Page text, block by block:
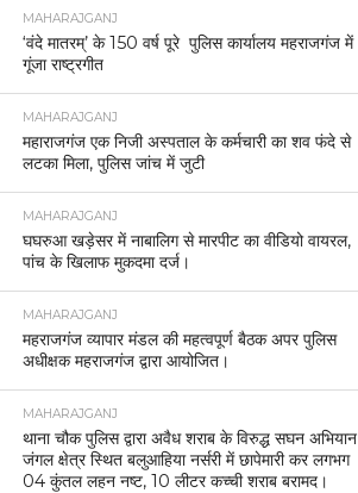
MAHARAJGANJ
‘वंदे मातरम्’ के 150 वर्ष पूरे पुलिस कार्यालय महराजगंज में
गूंजा राष्ट्रगीत
MAHARAJGANJ
महाराजगंज एक निजी अस्पताल के कर्मचारी का शव फंदे से
लटका मिला, पुलिस जांच में जुटी
MAHARAJGANJ
घघरुआ खड़ेसर में नाबालिग से मारपीट का वीडियो वायरल,
पांच के खिलाफ मुकदमा दर्ज।
MAHARAJGANJ
महराजगंज व्यापार मंडल की महत्वपूर्ण बैठक अपर पुलिस
अधीक्षक महराजगंज द्वारा आयोजित।
MAHARAJGANJ
थाना चौक पुलिस द्वारा अवैध शराब के विरुद्ध सघन अभियान
जंगल क्षेत्र स्थित बलुआहिया नर्सरी में छापेमारी कर लगभग
04 कुंतल लहन नष्ट, 10 लीटर कच्ची शराब बरामद।